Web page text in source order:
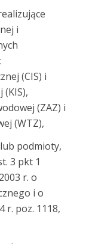
i
(CIS) i
(KIS),
(ZAZ) i
(WTZ),
podmioty,
3 pkt 1
r. o
i o
r. poz. 1118,